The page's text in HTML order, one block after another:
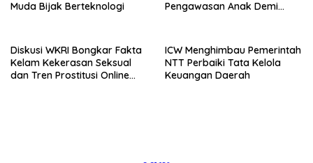
Muda Bijak Berteknologi
Pengawasan Anak Demi
Diskusi WKRI Bongkar Fakta
Kelam Kekerasan Seksual
dan Tren Prostitusi Online
ICW Menghimbau Pemerintah
NTT Perbaiki Tata Kelola
Keuangan Daerah